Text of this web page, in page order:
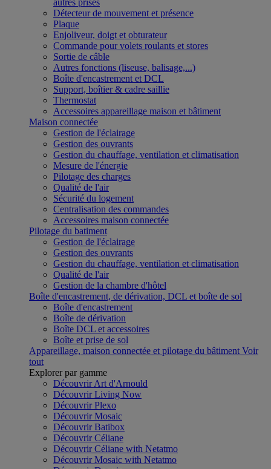
autres prises
Détecteur de mouvement et présence
Plaque
Enjoliveur, doigt et obturateur
Commande pour volets roulants et stores
Sortie de câble
Autres fonctions (liseuse, balisage,...)
Boîte d'encastrement et DCL
Support, boîtier & cadre saillie
Thermostat
Accessoires appareillage maison et bâtiment
Maison connectée
Gestion de l'éclairage
Gestion des ouvrants
Gestion du chauffage, ventilation et climatisation
Mesure de l'énergie
Pilotage des charges
Qualité de l'air
Sécurité du logement
Centralisation des commandes
Accessoires maison connectée
Pilotage du batiment
Gestion de l'éclairage
Gestion des ouvrants
Gestion du chauffage, ventilation et climatisation
Qualité de l'air
Gestion de la chambre d'hôtel
Boîte d'encastrement, de dérivation, DCL et boîte de sol
Boîte d'encastrement
Boîte de dérivation
Boîte DCL et accessoires
Boîte et prise de sol
Appareillage, maison connectée et pilotage du bâtiment Voir
tout
Explorer par gamme
Découvrir Art d'Arnould
Découvrir Living Now
Découvrir Plexo
Découvrir Mosaic
Découvrir Batibox
Découvrir Céliane
Découvrir Céliane with Netatmo
Découvrir Mosaic with Netatmo